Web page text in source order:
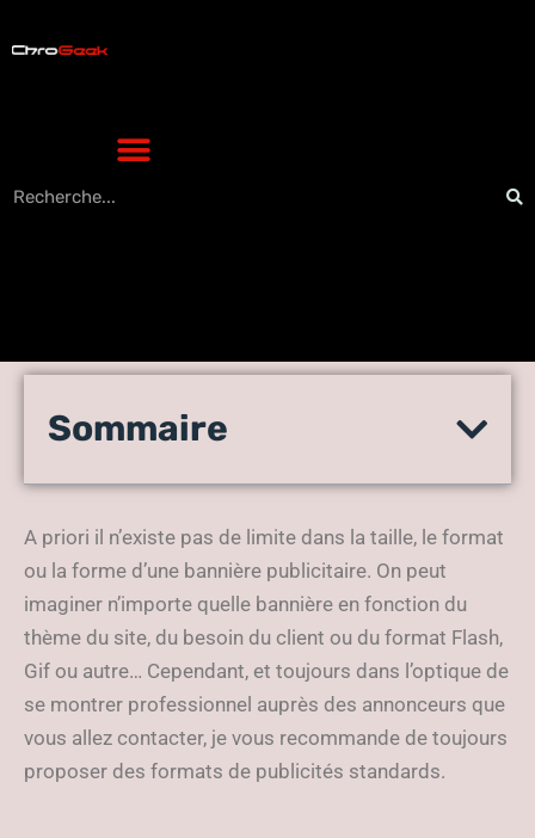
Connaître les différents
bannières publicitaires
Sommaire
A priori il n’existe pas de limite dans la taille, le format
ou la forme d’une bannière publicitaire. On peut
imaginer n’importe quelle bannière en fonction du
thème du site, du besoin du client ou du format Flash,
Gif ou autre… Cependant, et toujours dans l’optique de
se montrer professionnel auprès des annonceurs que
vous allez contacter, je vous recommande de toujours
proposer des formats de publicités standards.